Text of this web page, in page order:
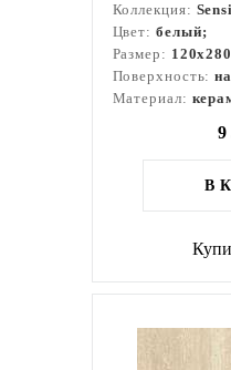
Коллекция:
Цвет: белый;
Размер:
Поверхность:
Материал:
9
В